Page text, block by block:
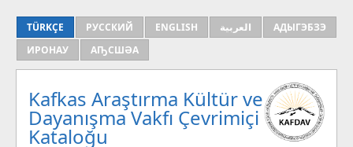
TÜRKÇE РУССКИЙ ENGLISH العربية
АДЫГЭБЗЭ
ИРОНАУ
АҦСШӘА
Kafkas Araştırma Kültür ve
Dayanışma Vakfı Çevrimiçi
Kataloğu